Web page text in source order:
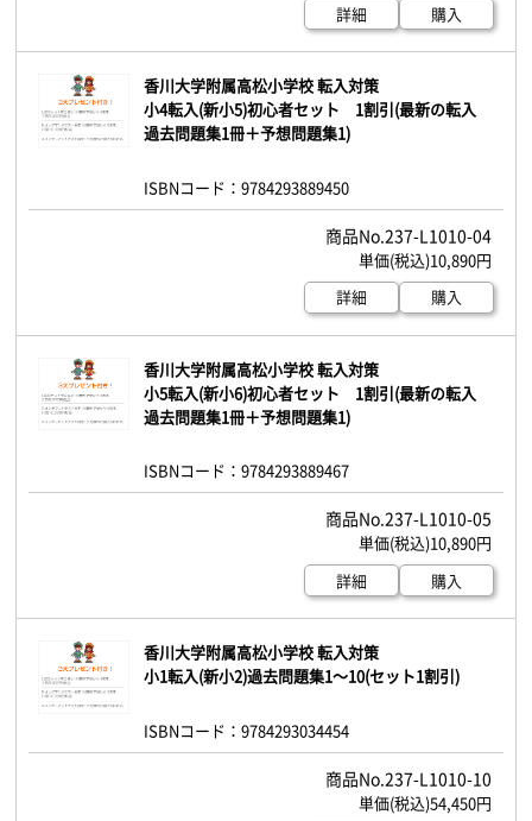
詳細
購入
香川大学附属高松小学校 転入対策
小4転入(新小5)初心者セット 1割引(最新の転入
過去問題集1冊＋予想問題集1)
ISBNコード：9784293889450
237-L1010-04
10,890円
詳細
購入
香川大学附属高松小学校 転入対策
小5転入(新小6)初心者セット 1割引(最新の転入
過去問題集1冊＋予想問題集1)
ISBNコード：9784293889467
237-L1010-05
10,890円
詳細
購入
香川大学附属高松小学校 転入対策
小1転入(新小2)過去問題集1～10(セット1割引)
ISBNコード：9784293034454
237-L1010-10
54,450円